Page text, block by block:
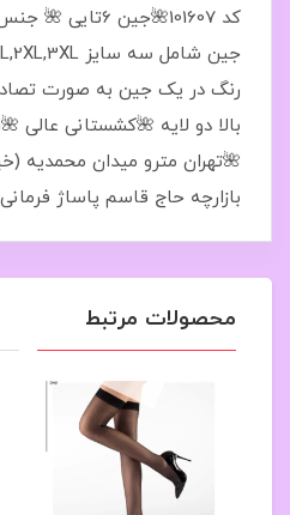
کد 101607🌺جین
رنگ در یک جین به صورت
بالا دو لایه 🌺کشستانی
🌺تهران مترو میدان محمدیه
بازارچه حاج قاسم پاساژ فرمانی
محصولات مرتبط